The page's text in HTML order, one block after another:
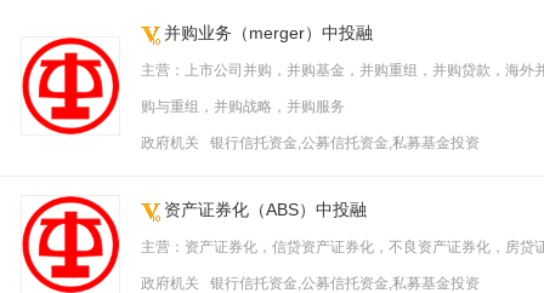
并购业务（merger）中投融
主营：上市公司并购，并购基金，并购重组，并购贷款，海
购与重组，并购战略，并购服务
政府机关 银行信托资金,公募信托资金,私募基金投资
资产证券化（ABS）中投融
主营：资产证券化，信贷资产证券化，不良资产证券化，房
政府机关 银行信托资金,公募信托资金,私募基金投资